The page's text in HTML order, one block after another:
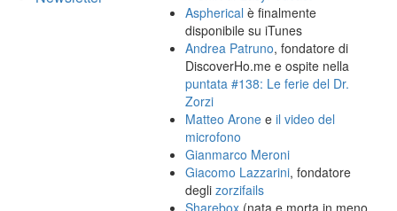
Aspherical è finalmente
disponibile su iTunes
Andrea Patruno, fondatore di
DiscoverHo.me e ospite nella
puntata #138: Le ferie del Dr.
Zorzi
Matteo Arone eil video del
microfono
Gianmarco Meroni
Giacomo Lazzarini, fondatore
deglizorzifails
Sharebox (nata e morta in meno